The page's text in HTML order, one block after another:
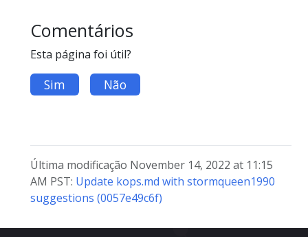
Comentários
Esta página foi útil?
Sim Não
Última modificação November 14, 2022 at 11:15
AM PST: Update kops.md with stormqueen1990
suggestions (0057e49c6f)